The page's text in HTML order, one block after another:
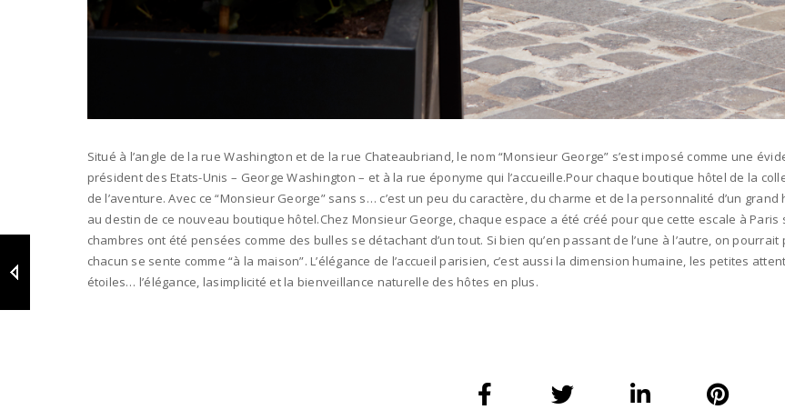
Situé à l’angle de la rue Washington et de la rue Chateaubriand, le nom “Monsieur George” s’est imposé comme une
président des Etats-Unis – George Washington – et à la rue éponyme qui l’accueille.Pour chaque boutique hôtel de la
de l’aventure. Avec ce “Monsieur George” sans s… c’est un peu du caractère, du charme et de la personnalité d’un
au destin de ce nouveau boutique hôtel.Chez Monsieur George, chaque espace a été créé pour que cette escale à
chambres ont été pensées comme des bulles se détachant d’un tout. Si bien qu’en passant de l’une à l’autre, on
chacun se sente comme “à la maison”. L’élégance de l’accueil parisien, c’est aussi la dimension humaine, les petites
étoiles… l’élégance, lasimplicité et la bienveillance naturelle des hôtes en plus.